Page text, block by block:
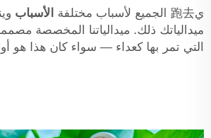
ي跑去 الجميع لأسباب مختلفة الأسباب
ميدالياتك ذلك. ميدالياتنا المخصصة
التي تمر بها كعداء — سواء كان هذا هو